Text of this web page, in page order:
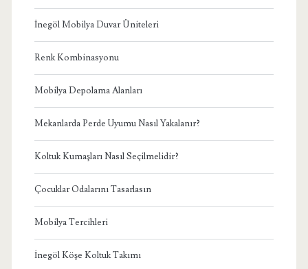
İnegöl Mobilya Duvar Üniteleri
Renk Kombinasyonu
Mobilya Depolama Alanları
Mekanlarda Perde Uyumu Nasıl Yakalanır?
Koltuk Kumaşları Nasıl Seçilmelidir?
Çocuklar Odalarını Tasarlasın
Mobilya Tercihleri
İnegöl Köşe Koltuk Takımı